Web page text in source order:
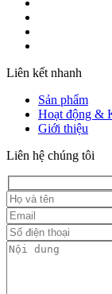
Liên kết nhanh
Sản phẩm
Hoạt động &
Giới thiệu
Liên hệ chúng tôi